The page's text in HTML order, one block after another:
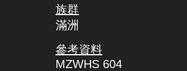
族群
滿洲
參考資料
MZWHS 604